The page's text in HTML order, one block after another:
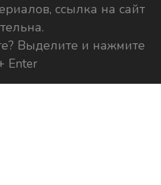
ссылка на сайт
Выделите и нажмите
Enter